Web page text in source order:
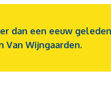
dan een eeuw
Van Wijngaarden.